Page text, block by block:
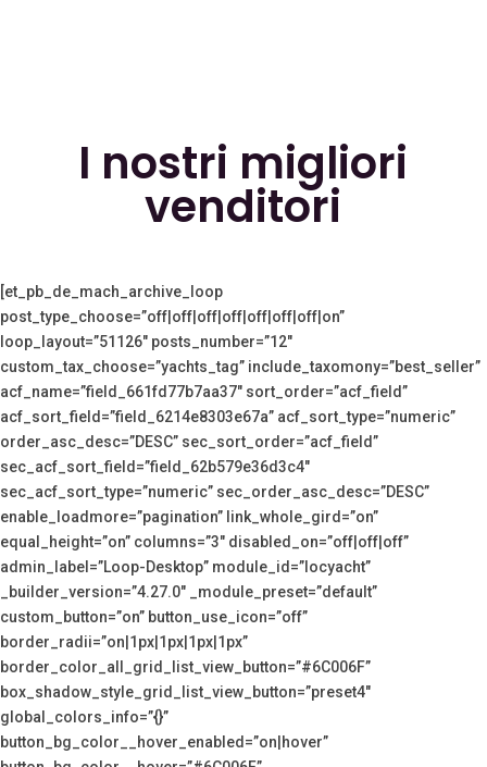
I nostri migliori
venditori
[et_pb_de_mach_archive_loop
post_type_choose=”off|off|off|off|off|off|off|on”
loop_layout=”51126″ posts_number=”12″
custom_tax_choose=”yachts_tag” include_taxomony=”best_seller”
acf_name=”field_661fd77b7aa37″ sort_order=”acf_field”
acf_sort_field=”field_6214e8303e67a” acf_sort_type=”numeric”
order_asc_desc=”DESC” sec_sort_order=”acf_field”
sec_acf_sort_field=”field_62b579e36d3c4″
sec_acf_sort_type=”numeric” sec_order_asc_desc=”DESC”
enable_loadmore=”pagination” link_whole_gird=”on”
equal_height=”on” columns=”3″ disabled_on=”off|off|off”
admin_label=”Loop-Desktop” module_id=”locyacht”
_builder_version=”4.27.0″ _module_preset=”default”
custom_button=”on” button_use_icon=”off”
border_radii=”on|1px|1px|1px|1px”
border_color_all_grid_list_view_button=”#6C006F”
box_shadow_style_grid_list_view_button=”preset4″
global_colors_info=”{}”
button_bg_color__hover_enabled=”on|hover”